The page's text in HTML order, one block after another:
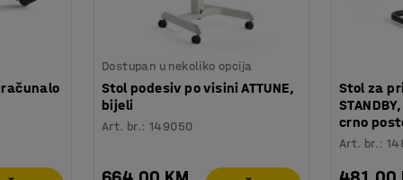
Dostupan u nekoliko opcija
Stol podesiv po visini ATTUNE,
bijeli
Art. br.:149050
Stol za
crno
Art. br.: